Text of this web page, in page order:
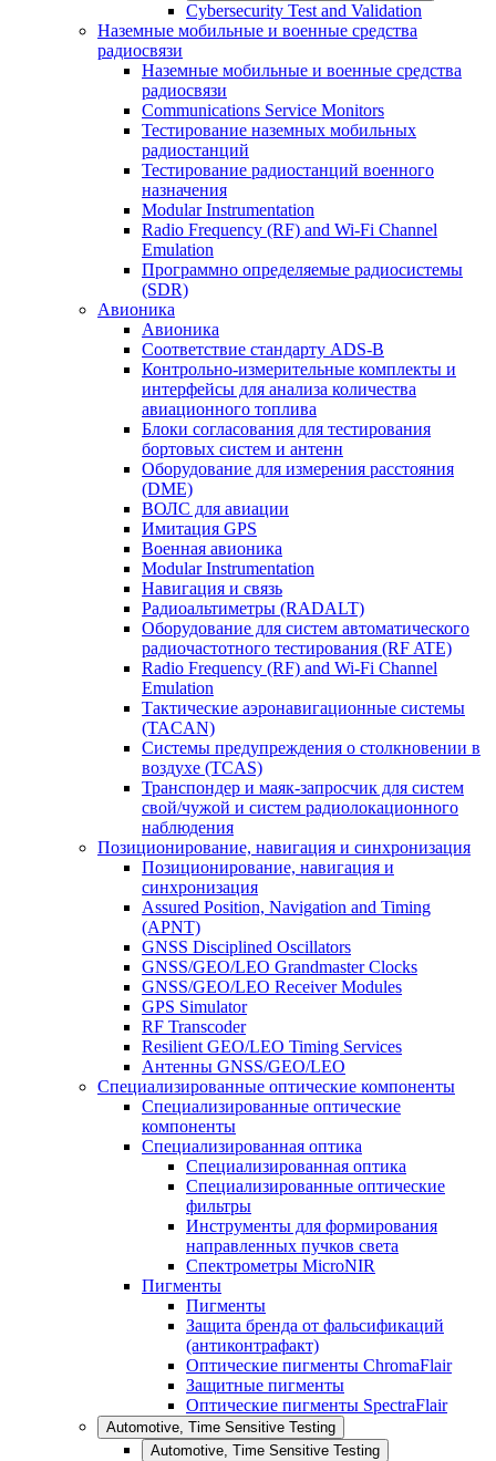
Cybersecurity Test and Validation
Наземные мобильные и военные средства
радиосвязи
Наземные мобильные и военные средства
радиосвязи
Communications Service Monitors
Тестирование наземных мобильных
радиостанций
Тестирование радиостанций военного
назначения
Modular Instrumentation
Radio Frequency (RF) and Wi-Fi Channel
Emulation
Программно определяемые радиосистемы
(SDR)
Авионика
Авионика
Соответствие стандарту ADS-B
Контрольно-измерительные комплекты и
интерфейсы для анализа количества
авиационного топлива
Блоки согласования для тестирования
бортовых систем и антенн
Оборудование для измерения расстояния
(DME)
ВОЛС для авиации
Имитация GPS
Военная авионика
Modular Instrumentation
Навигация и связь
Радиоальтиметры (RADALT)
Оборудование для систем автоматического
радиочастотного тестирования (RF ATE)
Radio Frequency (RF) and Wi-Fi Channel
Emulation
Тактические аэронавигационные системы
(TACAN)
Системы предупреждения о столкновении в
воздухе (TCAS)
Транспондер и маяк-запросчик для систем
свой/чужой и систем радиолокационного
наблюдения
Позиционирование, навигация и синхронизация
Позиционирование, навигация и
синхронизация
Assured Position, Navigation and Timing
(APNT)
GNSS Disciplined Oscillators
GNSS/GEO/LEO Grandmaster Clocks
GNSS/GEO/LEO Receiver Modules
GPS Simulator
RF Transcoder
Resilient GEO/LEO Timing Services
Антенны GNSS/GEO/LEO
Специализированные оптические компоненты
Специализированные оптические
компоненты
Специализированная оптика
Специализированная оптика
Специализированные оптические
фильтры
Инструменты для формирования
направленных пучков света
Спектрометры MicroNIR
Пигменты
Пигменты
Защита бренда от фальсификаций
(антиконтрафакт)
Оптические пигменты ChromaFlair
Защитные пигменты
Оптические пигменты SpectraFlair
Automotive, Time Sensitive Testing
Automotive, Time Sensitive Testing